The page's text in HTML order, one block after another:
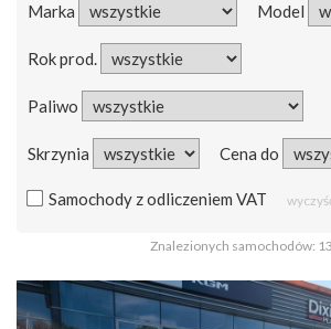
Marka Model
Rok prod.
Paliwo
Skrzynia Cena do
Samochody z odliczeniem VAT
Znalezionych samochodów: